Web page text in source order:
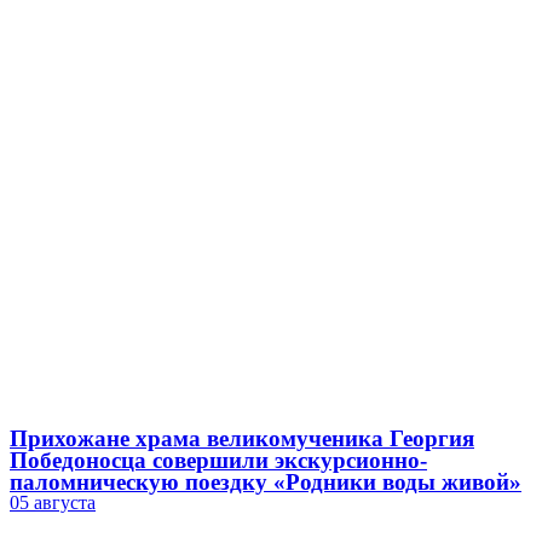
Прихожане храма великомученика Георгия
Победоносца совершили экскурсионно-
паломническую поездку «Родники воды живой»
05 августа